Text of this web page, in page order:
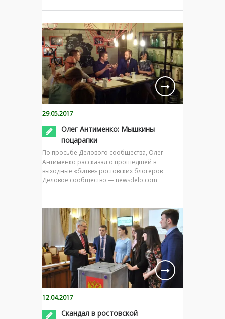
29.05.2017
Олег Антименко: Мышкины
поцарапки
По просьбе Делового сообщества, Олег
Антименко рассказал о прошедшей в
выходные «битве» ростовских блогеров
Деловое сообщество — newsdelo.com
12.04.2017
Скандал в ростовской